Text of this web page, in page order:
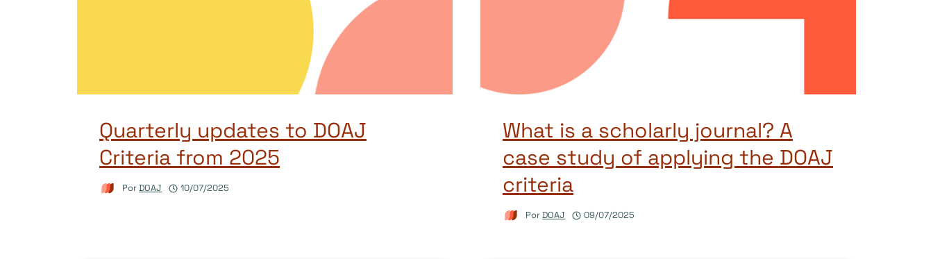
Quarterly updates to DOAJ
Criteria from 2025
PorDOAJ 10/07/2025
What is a scholarly journal? A
case study of applying the DOAJ
criteria
PorDOAJ 09/07/2025